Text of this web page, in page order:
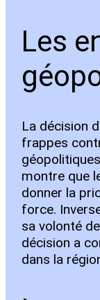
Les
La décision
frappes
montre que
donner la
force.
sa volonté
décision a
dans la